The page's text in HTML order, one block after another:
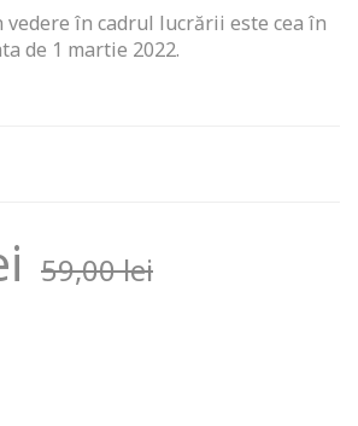
în cadrul lucrării este cea în
de 1 martie 2022.
59,00lei